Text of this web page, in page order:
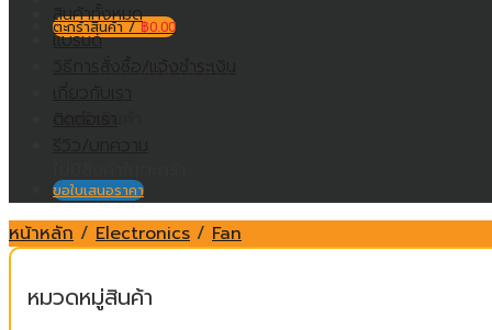
ตะกร้าสินค้า /฿0.00
ไม่มีสินค้าในตะกร้า
สินค้าทั้งหมด
แบรนด์
วิธีการสั่งซื้อ/แจ้งชำระเงิน
ขอใบเสนอราคา
หน้าหลัก / Electronics / Fan
หมวดหมู่สินค้า